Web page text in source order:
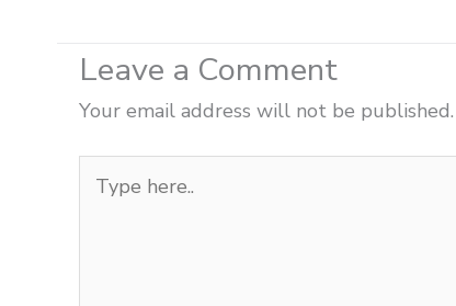
Leave a Comment
Your email address will not be published.
here..